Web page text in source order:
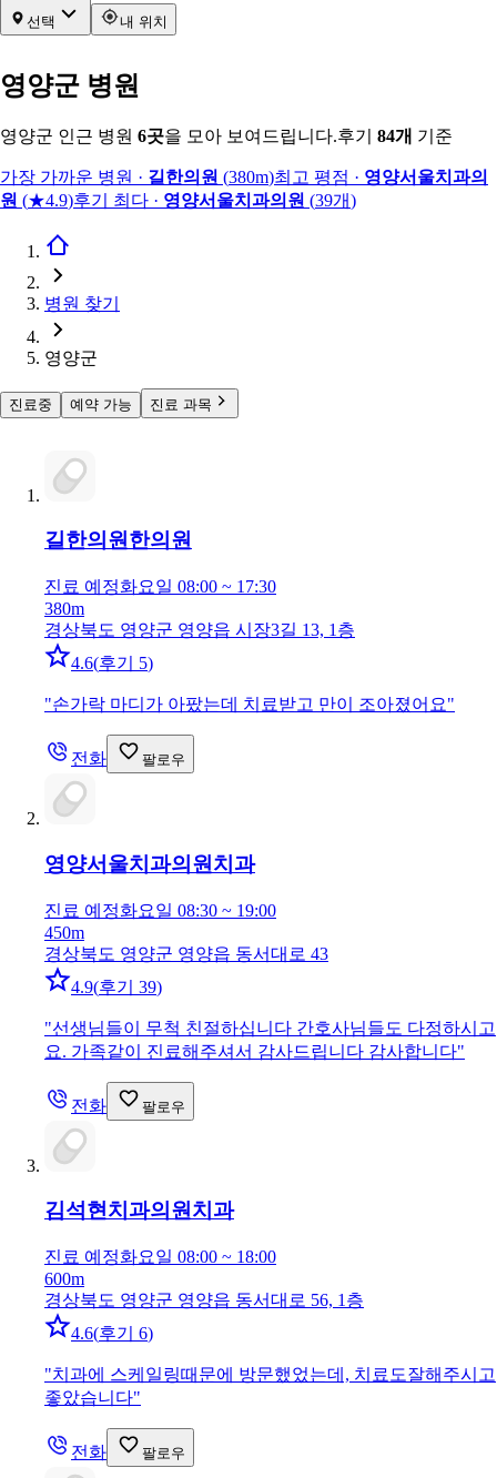
선택 내 위치
영양군 병원
영양군 인근 병원 6곳을 모아 보여드립니다.후기 84개 기준
가장 가까운 병원 · 길한의원 (380m)최고 평점 · 영양서울치과의
원 (★4.9)후기 최다 · 영양서울치과의원 (39개)
병원 찾기
영양군
진료중 예약 가능 진료 과목
길한의원한의원
진료 예정화요일 08:00 ~ 17:30
380m
경상북도 영양군 영양읍 시장3길 13, 1층
4.6(후기 5)
"손가락 마디가 아팠는데 치료받고 만이 조아졌어요"
전화 팔로우
영양서울치과의원 치과
진료 예정화요일 08:30 ~ 19:00
450m
경상북도 영양군 영양읍 동서대로 43
4.9(후기 39)
"선생님들이 무척 친절하십니다 간호사님들도 다정하시고
요. 가족같이 진료해주셔서 감사드립니다 감사합니다"
전화 팔로우
김석현치과의원치과
진료 예정화요일 08:00 ~ 18:00
600m
경상북도 영양군 영양읍 동서대로 56, 1층
4.6(후기 6)
"치과에 스케일링때문에 방문했었는데, 치료도잘해주시고
좋았습니다"
전화 팔로우